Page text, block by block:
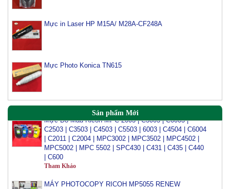
Mực in Laser HP M15A/ M28A-CF248A
Mực Photo Konica TN615
Sản phẩm Mới
Mực Photocopy Ricoh 6210D
Mực đổ photo ricoh MP 3054/3554/4054/5054/6054
Mực Đổ Màu Ricoh MPC 2003 | C3003 | C6003 |
C2503 | C3503 | C4503 | C5503 | 6003 | C4504 | C6004
| C2011 | C2004 | MPC3002 | MPC3502 | MPC4502 |
MPC5002 | MPC 5502 | SPC430 | C431 | C435 | C440
| C600
Tham Khảo
Tham Khảo